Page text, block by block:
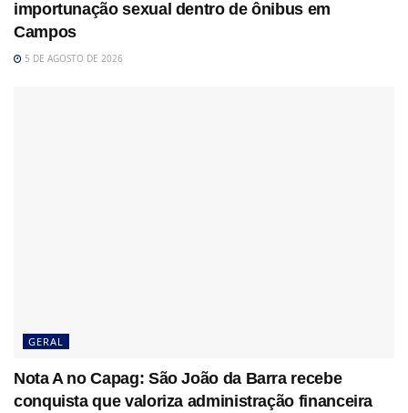
importunação sexual dentro de ônibus em
Campos
5 DE AGOSTO DE 2026
GERAL
Nota A no Capag: São João da Barra recebe
conquista que valoriza administração financeira